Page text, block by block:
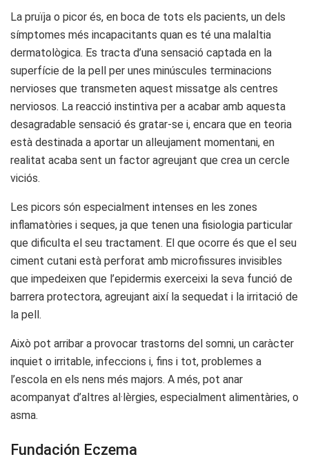
La pruïja o picor és, en boca de tots els pacients, un dels
símptomes més incapacitants quan es té una malaltia
dermatològica. Es tracta d’una sensació captada en la
superfície de la pell per unes minúscules terminacions
nervioses que transmeten aquest missatge als centres
nerviosos. La reacció instintiva per a acabar amb aquesta
desagradable sensació és gratar-se i, encara que en teoria
està destinada a aportar un alleujament momentani, en
realitat acaba sent un factor agreujant que crea un cercle
viciós.
Les picors són especialment intenses en les zones
inflamatòries i seques, ja que tenen una fisiologia particular
que dificulta el seu tractament. El que ocorre és que el seu
ciment cutani està perforat amb microfissures invisibles
que impedeixen que l’epidermis exerceixi la seva funció de
barrera protectora, agreujant així la sequedat i la irritació de
la pell.
Això pot arribar a provocar trastorns del somni, un caràcter
inquiet o irritable, infeccions i, fins i tot, problemes a
l’escola en els nens més majors. A més, pot anar
acompanyat d’altres al·lèrgies, especialment alimentàries, o
asma.
Fundación Eczema